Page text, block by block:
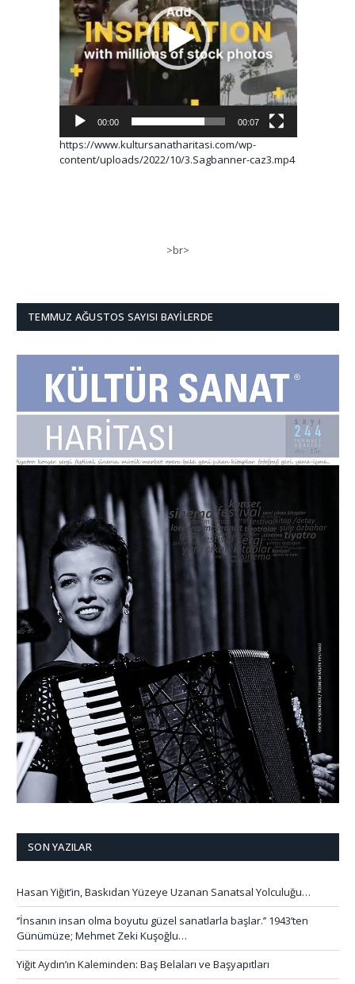
00:00 00:07
https://www.kultursanatharitasi.com/wp-
content/uploads/2022/10/3.Sagbanner-caz3.mp4
>br>
TEMMUZ AĞUSTOS SAYISI BAYILERDE
SON YAZILAR
Hasan Yiğit’in, Baskıdan Yüzeye Uzanan Sanatsal Yolculuğu…
‘’İnsanın insan olma boyutu güzel sanatlarla başlar.’’ 1943’ten
Günümüze; Mehmet Zeki Kuşoğlu…
Yiğit Aydın’ın Kaleminden: Baş Belaları ve Başyapıtları